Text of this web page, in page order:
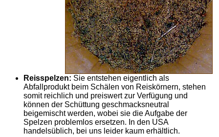
Reisspelzen: Sie entstehen eigentlich als
Abfallprodukt beim Schälen von Reiskörnern, stehen
somit reichlich und preiswert zur Verfügung und
können der Schüttung geschmacksneutral
beigemischt werden, wobei sie die Aufgabe der
Spelzen problemlos ersetzen. In den USA
handelsüblich, bei uns leider kaum erhältlich.